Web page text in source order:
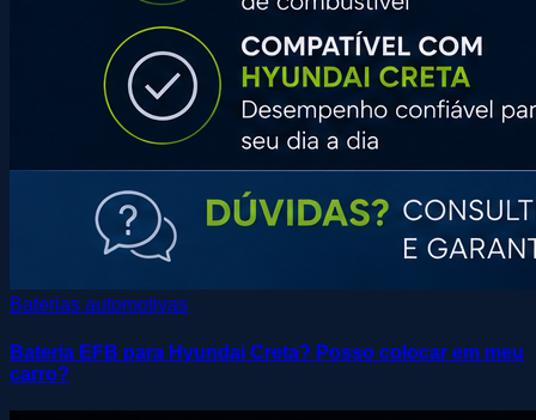
Baterias automotivas
Bateria EFB para Hyundai Creta? Posso colocar em meu
carro?